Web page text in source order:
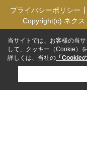
プライバシーポリシー
Copyright(c) ネク
当サイトでは、お客様の当
して、クッキー（Cookie）
詳しくは、当社の 「Cookie